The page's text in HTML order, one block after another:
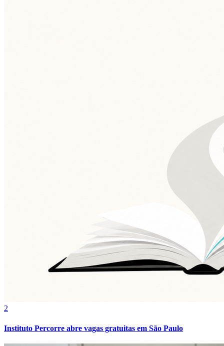
2
Instituto Percorre abre vagas gratuitas em São Paulo